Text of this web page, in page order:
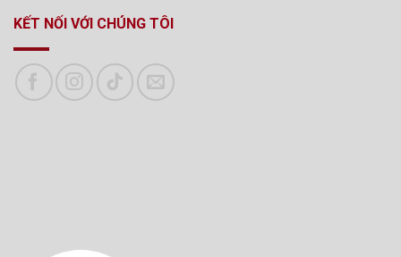
KẾT NỐI VỚI CHÚNG TÔI